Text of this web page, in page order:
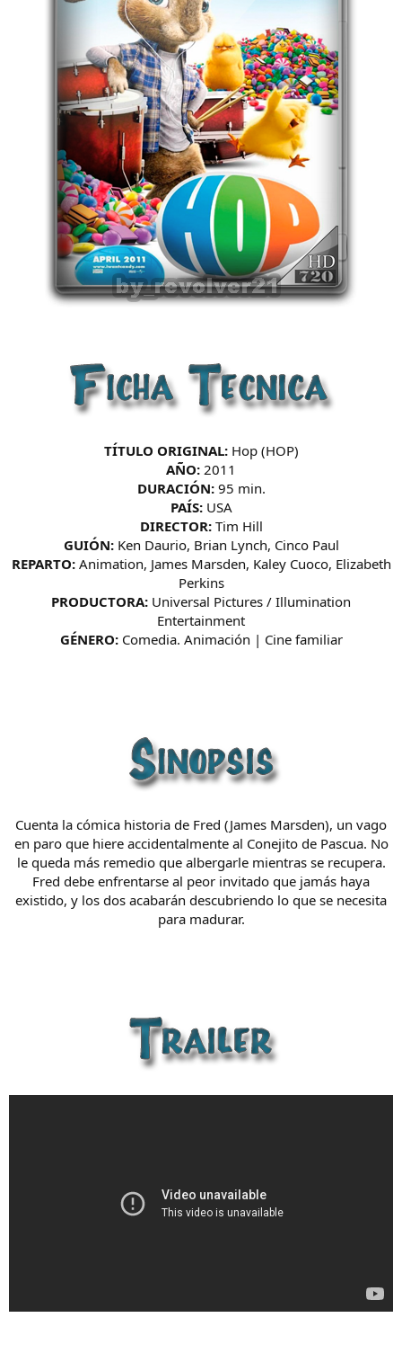
TÍTULO ORIGINAL:Hop (HOP)
AÑO: 2011
DURACIÓN:95 min.
PAÍS:USA
DIRECTOR:Tim Hill
GUIÓN:Ken Daurio, Brian Lynch, Cinco Paul
REPARTO:Animation, James Marsden, Kaley Cuoco, Elizabeth
Perkins
PRODUCTORA: Universal Pictures / Illumination
Entertainment
GÉNERO:Comedia. Animación | Cine familiar
Cuenta la cómica historia de Fred (James Marsden), un vago
en paro que hiere accidentalmente al Conejito de Pascua. No
le queda más remedio que albergarle mientras se recupera.
Fred debe enfrentarse al peor invitado que jamás haya
existido, y los dos acabarán descubriendo lo que se necesita
para madurar.